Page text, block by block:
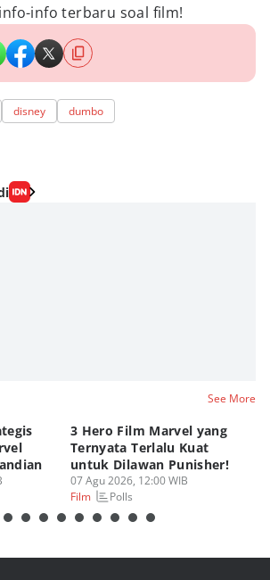
info terbaru soal film!
disney dumbo
See More
3 Hero Film Marvel yang
Ternyata Terlalu Kuat
untuk Dilawan Punisher!
07 Agu 2026, 12:00 WIB
Film
Polls